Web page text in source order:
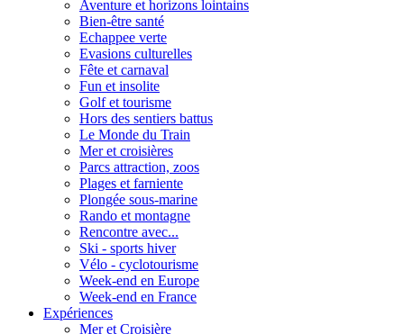
Aventure et horizons lointains
Bien-être santé
Echappee verte
Evasions culturelles
Fête et carnaval
Fun et insolite
Golf et tourisme
Hors des sentiers battus
Le Monde du Train
Mer et croisières
Parcs attraction, zoos
Plages et farniente
Plongée sous-marine
Rando et montagne
Rencontre avec...
Ski - sports hiver
Vélo - cyclotourisme
Week-end en Europe
Week-end en France
Expériences
Mer et Croisière